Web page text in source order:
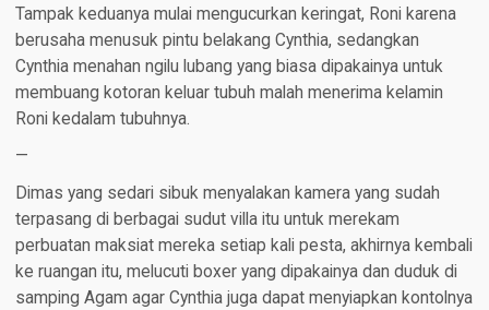
Tampak keduanya mulai mengucurkan keringat, Roni karena
berusaha menusuk pintu belakang Cynthia, sedangkan
Cynthia menahan ngilu lubang yang biasa dipakainya untuk
membuang kotoran keluar tubuh malah menerima kelamin
Roni kedalam tubuhnya.
—
Dimas yang sedari sibuk menyalakan kamera yang sudah
terpasang di berbagai sudut villa itu untuk merekam
perbuatan maksiat mereka setiap kali pesta, akhirnya kembali
ke ruangan itu, melucuti boxer yang dipakainya dan duduk di
samping Agam agar Cynthia juga dapat menyiapkan kontolnya